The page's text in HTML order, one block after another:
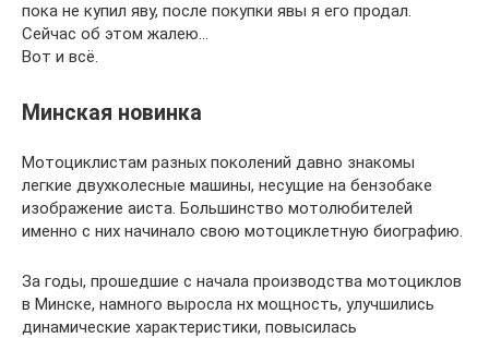
пока не купил яву, после покупки явы я его продал.
Сейчас об этом жалею…
Вот и всё.
Минская новинка
Мотоциклистам разных поколений давно знакомы
легкие двухколесные машины, несущие на бензобаке
изображение аиста. Большинство мотолюбителей
именно с них начинало свою мотоциклетную биографию.
За годы, прошедшие с начала производства мотоциклов
в Минске, намного выросла нх мощность, улучшились
динамические характеристики, повысилась